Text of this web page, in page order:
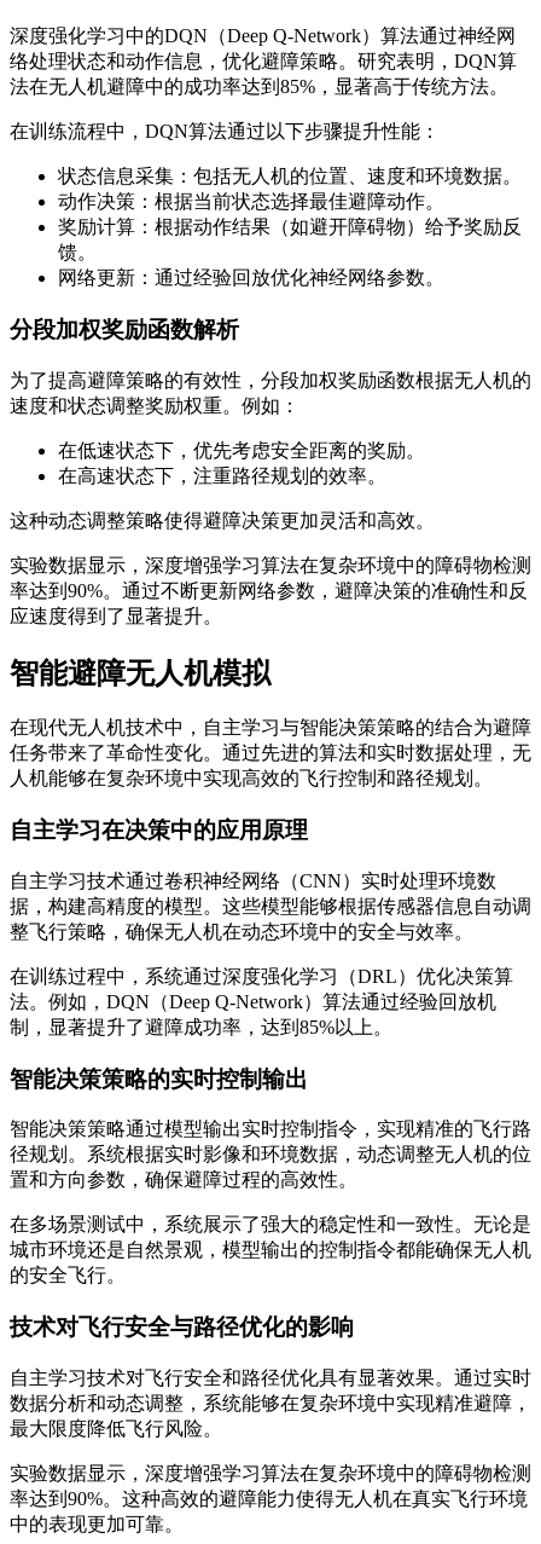
深度强化学习中的DQN（Deep Q-Network）算法通过神经网
络处理状态和动作信息，优化避障策略。研究表明，DQN算
法在无人机避障中的成功率达到85%，显著高于传统方法。
在训练流程中，DQN算法通过以下步骤提升性能：
状态信息采集：包括无人机的位置、速度和环境数据。
动作决策：根据当前状态选择最佳避障动作。
奖励计算：根据动作结果（如避开障碍物）给予奖励反
馈。
网络更新：通过经验回放优化神经网络参数。
分段加权奖励函数解析
为了提高避障策略的有效性，分段加权奖励函数根据无人机的
速度和状态调整奖励权重。例如：
在低速状态下，优先考虑安全距离的奖励。
在高速状态下，注重路径规划的效率。
这种动态调整策略使得避障决策更加灵活和高效。
实验数据显示，深度增强学习算法在复杂环境中的障碍物检测
率达到90%。通过不断更新网络参数，避障决策的准确性和反
应速度得到了显著提升。
智能避障无人机模拟
在现代无人机技术中，自主学习与智能决策策略的结合为避障
任务带来了革命性变化。通过先进的算法和实时数据处理，无
人机能够在复杂环境中实现高效的飞行控制和路径规划。
自主学习在决策中的应用原理
自主学习技术通过卷积神经网络（CNN）实时处理环境数
据，构建高精度的模型。这些模型能够根据传感器信息自动调
整飞行策略，确保无人机在动态环境中的安全与效率。
在训练过程中，系统通过深度强化学习（DRL）优化决策算
法。例如，DQN（Deep Q-Network）算法通过经验回放机
制，显著提升了避障成功率，达到85%以上。
智能决策策略的实时控制输出
智能决策策略通过模型输出实时控制指令，实现精准的飞行路
径规划。系统根据实时影像和环境数据，动态调整无人机的位
置和方向参数，确保避障过程的高效性。
在多场景测试中，系统展示了强大的稳定性和一致性。无论是
城市环境还是自然景观，模型输出的控制指令都能确保无人机
的安全飞行。
技术对飞行安全与路径优化的影响
自主学习技术对飞行安全和路径优化具有显著效果。通过实时
数据分析和动态调整，系统能够在复杂环境中实现精准避障，
最大限度降低飞行风险。
实验数据显示，深度增强学习算法在复杂环境中的障碍物检测
率达到90%。这种高效的避障能力使得无人机在真实飞行环境
中的表现更加可靠。